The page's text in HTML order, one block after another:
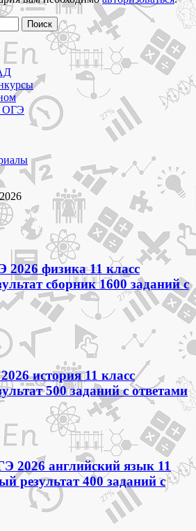
ОГЭ
2026 физика 11 класс
сборник 1600 заданий с
история 11 класс
500 заданий с ответами
2026 английский язык 11
результат 400 заданий с